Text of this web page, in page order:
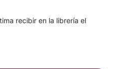
recibir en la librería el